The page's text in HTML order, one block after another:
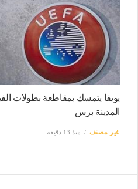
يويفا يتمسك بمقاطعة بطولات
المدينة برس
غير مصنف منذ 13 دقيقة